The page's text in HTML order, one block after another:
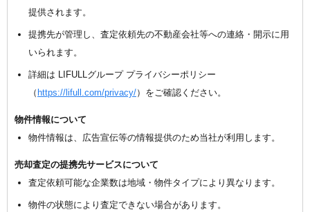
提供されます。
提携先が管理し、査定依頼先の不動産会社等への連絡・開示に用
いられます。
詳細は LIFULLグループ プライバシーポリシー
（ https://lifull.com/privacy/）をご確認ください。
物件情報について
物件情報は、広告宣伝等の情報提供のため当社が利用します。
売却査定の提携先サービスについて
査定依頼可能な企業数は地域・物件タイプにより異なります。
物件の状態により査定できない場合があります。